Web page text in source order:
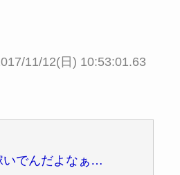
11/12(日) 10:53:01.63
いでんだよなぁ…